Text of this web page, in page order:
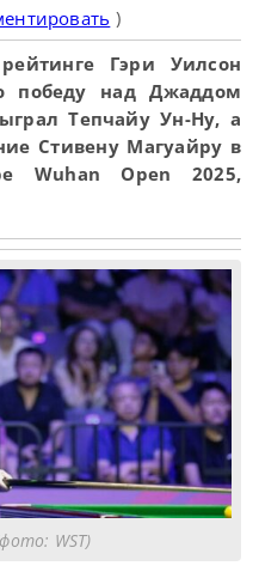
)
Гэри Уилсон
победу над Джаддом
Тепчайу Ун-Ну, а
Стивену Магуайру в
Wuhan Open 2025,
WST)